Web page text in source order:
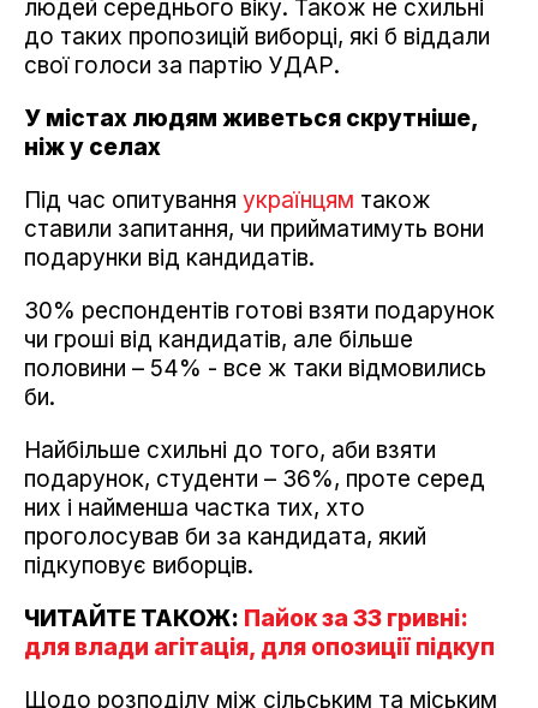
людей середнього віку. Також не схильні
до таких пропозицій виборці, які б віддали
свої голоси за партію УДАР.
У містах людям живеться скрутніше,
ніж у селах
Під час опитування українцям також
ставили запитання, чи прийматимуть вони
подарунки від кандидатів.
30% респондентів готові взяти подарунок
чи гроші від кандидатів, але більше
половини – 54% - все ж таки відмовились
би.
Найбільше схильні до того, аби взяти
подарунок, студенти – 36%, проте серед
них і найменша частка тих, хто
проголосував би за кандидата, який
підкуповує виборців.
ЧИТАЙТЕ ТАКОЖ: Пайок за 33 гривні:
для влади агітація, для опозиції підкуп
Щодо розподілу між сільським та міським